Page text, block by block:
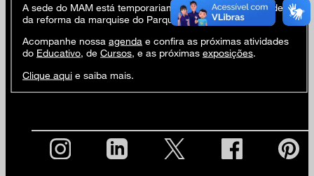
No dia 22/2, sábado, teremos uma feira de catálogos
, com produtos institucionais e posters das
exposições e da I Bienal de São Paulo. Aproveite
para garimpar o seu!
local: em frente ao mural OSGÊMEOS
A sede do MAM está temporariamente fechada em virtude
da reforma da marquise do Parque Ibirapuera.
Acompanhe nossa agenda e confira as próximas atividades
do Educativo, de Cursos, e as próximas exposições.
Clique aqui e saiba mais.